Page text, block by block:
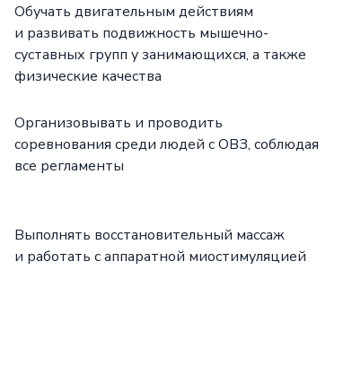
Обучать двигательным действиям
и развивать подвижность мышечно-
суставных групп у занимающихся, а также
физические качества
Организовывать и проводить
соревнования среди людей с ОВЗ, соблюдая
все регламенты
Выполнять восстановительный массаж
и работать с аппаратной миостимуляцией